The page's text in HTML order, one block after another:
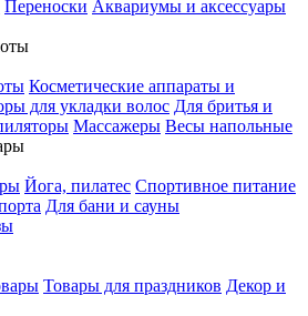
Переноски Аквариумы и аксессуары
Косметические аппараты и
для укладки волос Для бритья и
Массажеры Весы напольные
Йога, пилатес Спортивное питание
Для бани и сауны
Товары для праздников Декор и